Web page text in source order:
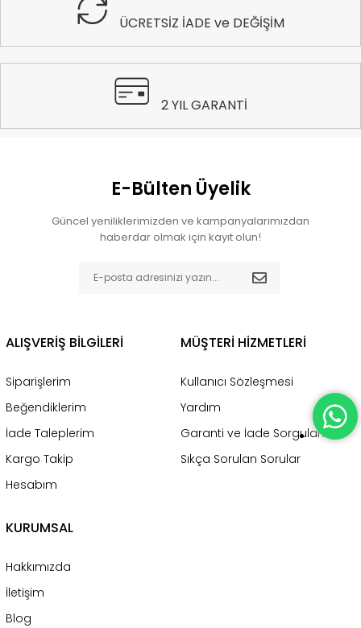
ÜCRETSİZ İADE ve DEĞİŞİM
2 YIL GARANTİ
E-Bülten Üyelik
Güncel yeniliklerimizden ve kampanyalarımızdan
haberdar olmak için kayıt olun!
ALIŞVERİŞ BİLGİLERİ
Siparişlerim
Beğendiklerim
İade Taleplerim
Kargo Takip
Hesabım
MÜŞTERİ HİZMETLERİ
Kullanıcı Sözleşmesi
Yardım
Garanti ve İade Sorgulama
Sıkça Sorulan Sorular
KURUMSAL
Hakkımızda
İletişim
Blog